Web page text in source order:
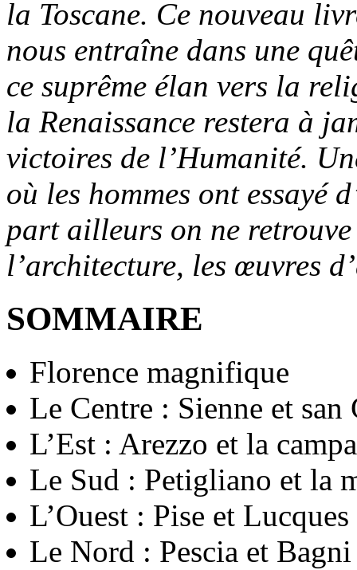
la Toscane. Ce nouveau
nous entraîne dans une
ce suprême élan vers la
la Renaissance restera à
victoires de l’Humanité.
où les hommes ont essayé
part ailleurs on ne retrouve
l’architecture, les œuvres
SOMMAIRE
Florence magnifique
Le Centre : Sienne et
L’Est : Arezzo et la
Le Sud : Petigliano et la
L’Ouest : Pise et Lucques
Le Nord : Pescia et